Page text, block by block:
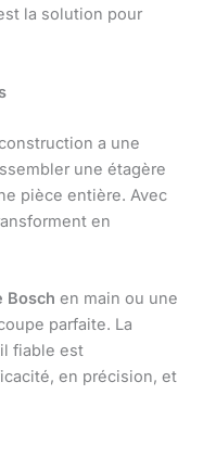
la solution pour
a une
une étagère
pièce entière. Avec
en
Bosch en main ou une
parfaite. La
fiable est
en précision, et